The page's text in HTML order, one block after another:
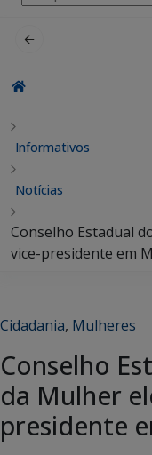
por:
Informativos
Notícias
Conselho Estadual
vice-presidente em
Cidadania, Mulheres
Conselho
da Mulher
presidente